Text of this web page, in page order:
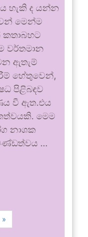
හැකි ද යන්න
මෙන්ම
කතාබහට
වර්තමාන
ඇතැම්
හේතුවෙන්,
පිළිබඳව
වී ඇත.එය
මෙම
නාශක
…
»